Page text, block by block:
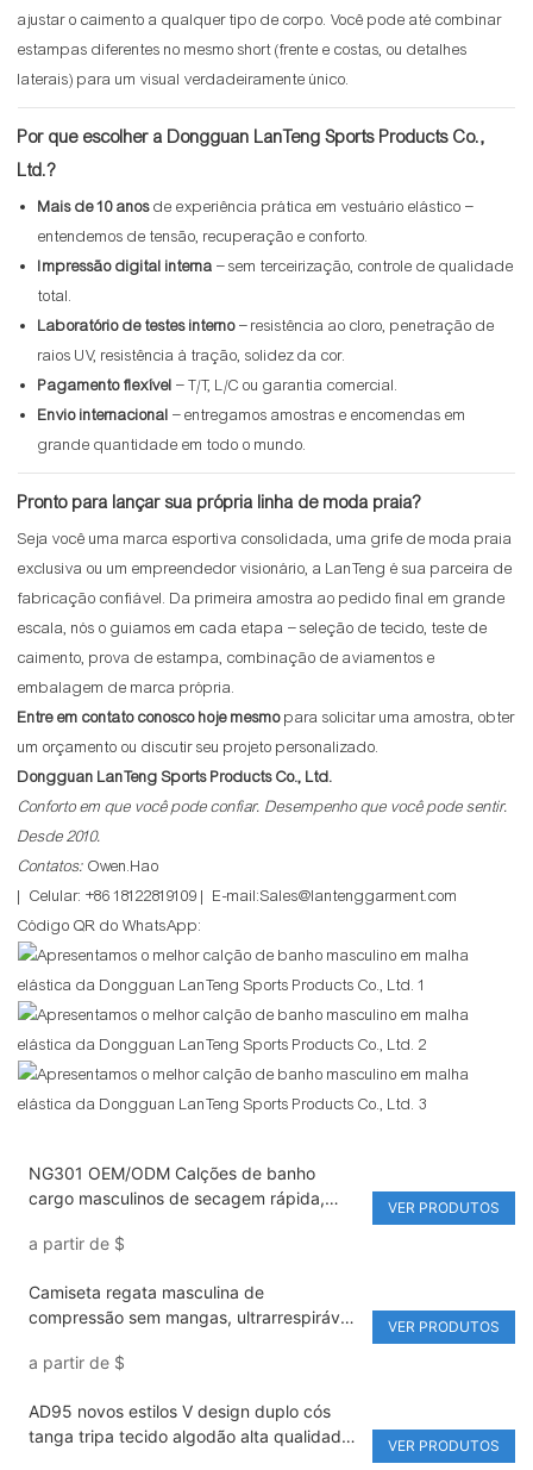
ajustar o caimento a qualquer tipo de corpo. Você pode até combinar
estampas diferentes no mesmo short (frente e costas, ou detalhes
laterais) para um visual verdadeiramente único.
Por que escolher a Dongguan LanTeng Sports Products Co.,
Ltd.?
Mais de 10 anosde experiência prática em vestuário elástico –
entendemos de tensão, recuperação e conforto.
Impressão digital interna – sem terceirização, controle de qualidade
total.
Laboratório de testes interno– resistência ao cloro, penetração de
raios UV, resistência à tração, solidez da cor.
Pagamento flexível – T/T, L/C ou garantia comercial.
Envio internacional – entregamos amostras e encomendas em
grande quantidade em todo o mundo.
Pronto para lançar sua própria linha de moda praia?
Seja você uma marca esportiva consolidada, uma grife de moda praia
exclusiva ou um empreendedor visionário, a LanTeng é sua parceira de
fabricação confiável. Da primeira amostra ao pedido final em grande
escala, nós o guiamos em cada etapa – seleção de tecido, teste de
caimento, prova de estampa, combinação de aviamentos e
embalagem de marca própria.
Entre em contato conosco hoje mesmopara solicitar uma amostra, obter
um orçamento ou discutir seu projeto personalizado.
Dongguan LanTeng Sports Products Co., Ltd.
Conforto em que você pode confiar. Desempenho que você pode sentir.
Desde 2010.
Contatos: Owen.Hao
| Celular: +86 18122819109 | E-mail:Sales@lantenggarment.com
Código QR do WhatsApp:
NG301 OEM/ODM Calções de banho
cargo masculinos de secagem rápida,
malha, padrão liso, leves, ideais para surf
a partir de $
VER PRODUTOS
Camiseta regata masculina de
compressão sem mangas, ultrarrespirável,
a partir de $
VER PRODUTOS
AD95 novos estilos V design duplo cós
tanga tripa tecido algodão alta qualidade
VER PRODUTOS